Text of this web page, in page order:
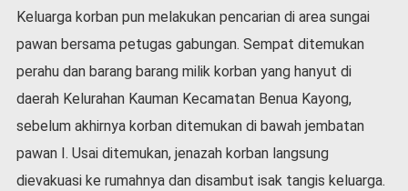
a
s
i
n
a
Keluarga korban pun melakukan pencarian di area sungai
pawan bersama petugas gabungan. Sempat ditemukan
perahu dan barang barang milik korban yang hanyut di
daerah Kelurahan Kauman Kecamatan Benua Kayong,
sebelum akhirnya korban ditemukan di bawah jembatan
pawan I. Usai ditemukan, jenazah korban langsung
dievakuasi ke rumahnya dan disambut isak tangis keluarga.